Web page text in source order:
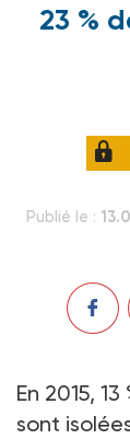
23 %
Publié le :
En 2015,
sont